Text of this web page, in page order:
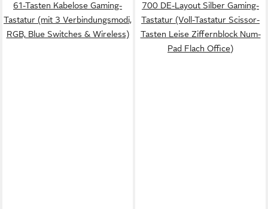
61-Tasten Kabelose Gaming-
Tastatur (mit 3 Verbindungsmodi,
RGB, Blue Switches & Wireless)
700 DE-Layout Silber Gaming-
Tastatur (Voll-Tastatur Scissor-
Tasten Leise Ziffernblock Num-
Pad Flach Office)